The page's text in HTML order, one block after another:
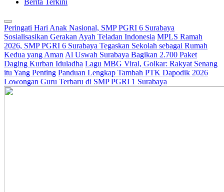
Berita Terkini
Peringati Hari Anak Nasional, SMP PGRI 6 Surabaya
Sosialisasikan Gerakan Ayah Teladan Indonesia MPLS Ramah
2026, SMP PGRI 6 Surabaya Tegaskan Sekolah sebagai Rumah
Kedua yang Aman Al Uswah Surabaya Bagikan 2.700 Paket
Daging Kurban Iduladha Lagu MBG Viral, Golkar: Rakyat Senang
itu Yang Penting Panduan Lengkap Tambah PTK Dapodik 2026
Lowongan Guru Terbaru di SMP PGRI 1 Surabaya